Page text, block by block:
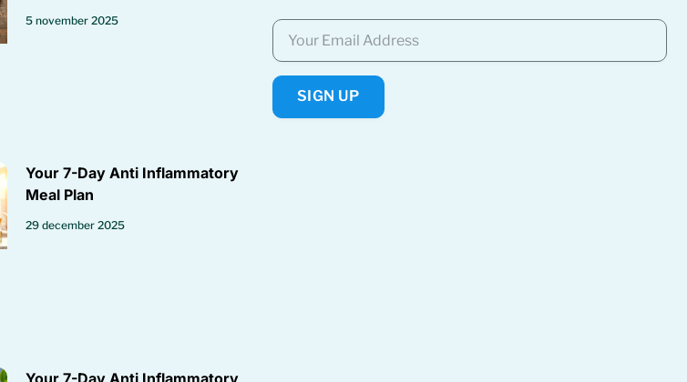
5 november 2025
Your 7-Day Anti Inflammatory
Meal Plan
29 december 2025
SIGN UP